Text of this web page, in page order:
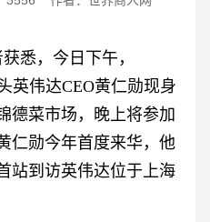
悉，今日下午，
英伟达CEO黄仁勋现身
德菜市场，晚上将参加
仁勋今年首度来华，他
站到访英伟达位于上海